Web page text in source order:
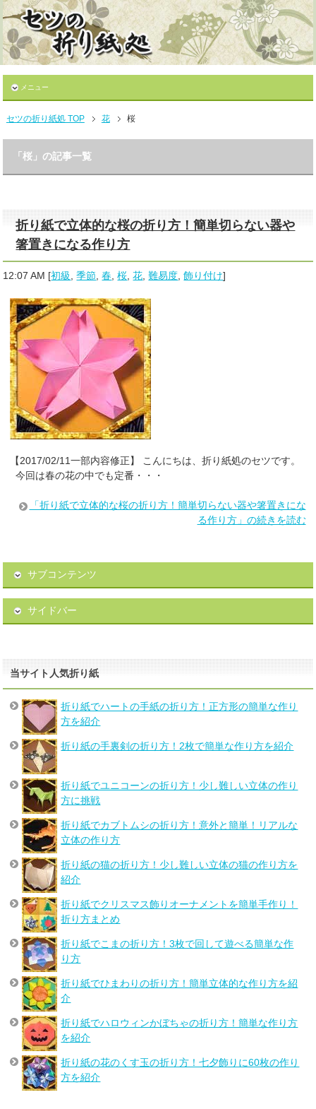
メニュー
セツの折り紙処 TOP 花 桜
「桜」の記事一覧
折り紙で立体的な桜の折り方！簡単切らない器や
箸置きになる作り方
12:07 AM [初級,季節,春,桜,花,難易度,飾り付け]
【2017/02/11一部内容修正】 こんにちは、折り紙処のセツです。
今回は春の花の中でも定番・・・
「折り紙で立体的な桜の折り方！簡単切らない器や箸置きにな
る作り方」の続きを読む
サブコンテンツ
サイドバー
当サイト人気折り紙
折り紙でハートの手紙の折り方！正方形の簡単な作り
方を紹介
折り紙の手裏剣の折り方！2枚で簡単な作り方を紹介
折り紙でユニコーンの折り方！少し難しい立体の作り
方に挑戦
折り紙でカブトムシの折り方！意外と簡単！リアルな
立体の作り方
折り紙の猫の折り方！少し難しい立体の猫の作り方を
紹介
折り紙でクリスマス飾りオーナメントを簡単手作り！
折り方まとめ
折り紙でこまの折り方！3枚で回して遊べる簡単な作
り方
折り紙でひまわりの折り方！簡単立体的な作り方を紹
介
折り紙でハロウィンかぼちゃの折り方！簡単な作り方
を紹介
折り紙の花のくす玉の折り方！七夕飾りに60枚の作り
方を紹介